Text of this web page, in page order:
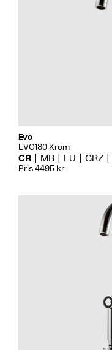
Evo
EVO180 Krom
CR MB LU GRZ
Pris 4495 kr